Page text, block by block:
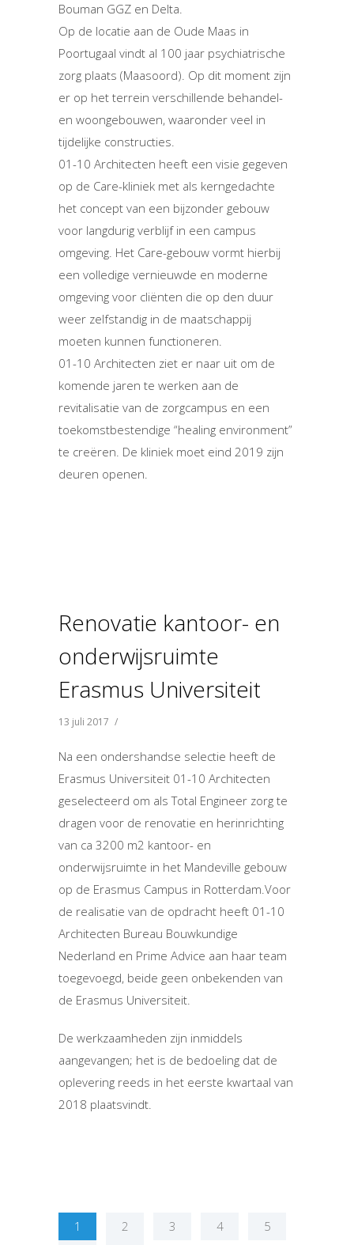
Bouman GGZ en Delta.
Op de locatie aan de Oude Maas in
Poortugaal vindt al 100 jaar psychiatrische
zorg plaats (Maasoord). Op dit moment zijn
er op het terrein verschillende behandel-
en woongebouwen, waaronder veel in
tijdelijke constructies.
01-10 Architecten heeft een visie gegeven
op de Care-kliniek met als kerngedachte
het concept van een bijzonder gebouw
voor langdurig verblijf in een campus
omgeving. Het Care-gebouw vormt hierbij
een volledige vernieuwde en moderne
omgeving voor cliënten die op den duur
weer zelfstandig in de maatschappij
moeten kunnen functioneren.
01-10 Architecten ziet er naar uit om de
komende jaren te werken aan de
revitalisatie van de zorgcampus en een
toekomstbestendige “healing environment”
te creëren. De kliniek moet eind 2019 zijn
deuren openen.
Renovatie kantoor- en
onderwijsruimte
Erasmus Universiteit
13 juli 2017 /
Na een ondershandse selectie heeft de
Erasmus Universiteit 01-10 Architecten
geselecteerd om als Total Engineer zorg te
dragen voor de renovatie en herinrichting
van ca 3200 m2 kantoor- en
onderwijsruimte in het Mandeville gebouw
op de Erasmus Campus in Rotterdam.Voor
de realisatie van de opdracht heeft 01-10
Architecten Bureau Bouwkundige
Nederland en Prime Advice aan haar team
toegevoegd, beide geen onbekenden van
de Erasmus Universiteit.
De werkzaamheden zijn inmiddels
aangevangen; het is de bedoeling dat de
oplevering reeds in het eerste kwartaal van
2018 plaatsvindt.
1 2 3 4
5